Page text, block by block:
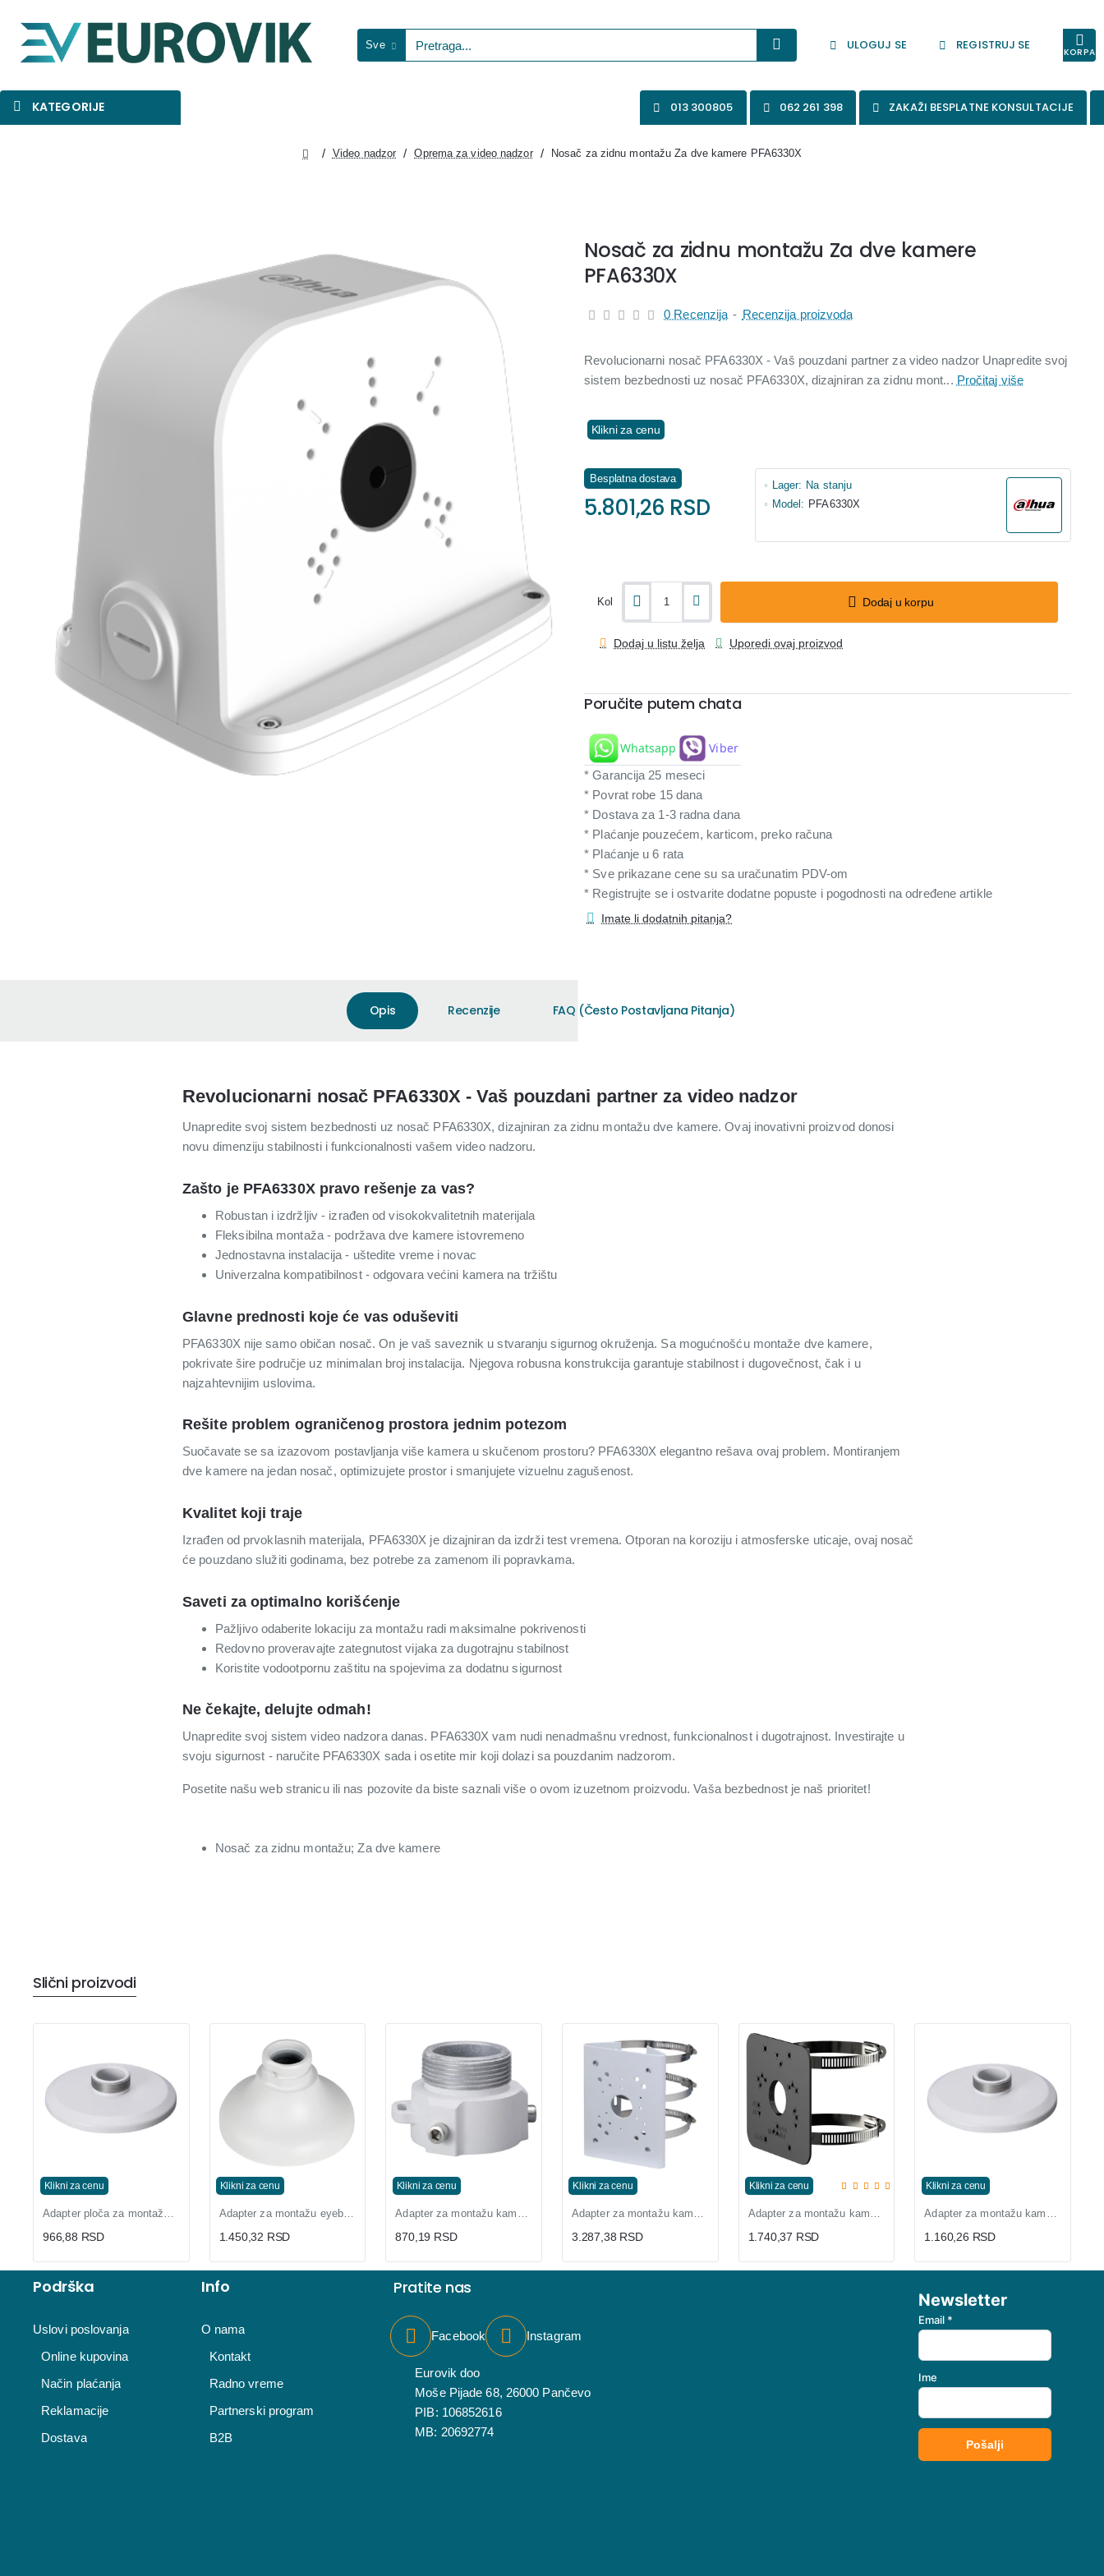
Sve
Pretraga... ULOGUJ SE REGISTRUJ SE KORPA
KATEGORIJE SVE ZA VIDEO NADZOR
013 300805 062 261 398 ZAKAŽI BESPLATNE KONSULTACIJE
Video nadzor Oprema za video nadzor Nosač za zidnu montažu Za dve kamere PFA6330X
Nosač za zidnu montažu Za dve kamere
PFA6330X
Revolucionarni nosač PFA6330X - Vaš pouzdani partner za video nadzor Unapredite svoj
sistem bezbednosti uz nosač PFA6330X, dizajniran za zidnu mont... Pročitaj više
Klikni za cenu
0 Recenzija - Recenzija proizvoda
Besplatna dostava
5.801,26 RSD
Lager: Na stanju
Model: PFA6330X
Kol Dodaj u korpu
Dodaj u listu želja Uporedi ovaj proizvod
Poručite putem chata
Whatsapp Viber
* Garancija 25 meseci
* Povrat robe 15 dana
* Dostava za 1-3 radna dana
* Plaćanje pouzećem, karticom, preko računa
* Plaćanje u 6 rata
* Sve prikazane cene su sa uračunatim PDV-om
* Registrujte se i ostvarite dodatne popuste i pogodnosti na određene artikle
Imate li dodatnih pitanja?
Opis Recenzije FAQ (Često Postavljana Pitanja)
Revolucionarni nosač PFA6330X - Vaš pouzdani partner za video nadzor
Unapredite svoj sistem bezbednosti uz nosač PFA6330X, dizajniran za zidnu montažu dve kamere. Ovaj inovativni proizvod donosi
novu dimenziju stabilnosti i funkcionalnosti vašem video nadzoru.
Zašto je PFA6330X pravo rešenje za vas?
Robustan i izdržljiv - izrađen od visokokvalitetnih materijala
Fleksibilna montaža - podržava dve kamere istovremeno
Jednostavna instalacija - uštedite vreme i novac
Univerzalna kompatibilnost - odgovara većini kamera na tržištu
Glavne prednosti koje će vas oduševiti
PFA6330X nije samo običan nosač. On je vaš saveznik u stvaranju sigurnog okruženja. Sa mogućnošću montaže dve kamere,
pokrivate šire područje uz minimalan broj instalacija. Njegova robusna konstrukcija garantuje stabilnost i dugovečnost, čak i u
najzahtevnijim uslovima.
Rešite problem ograničenog prostora jednim potezom
Suočavate se sa izazovom postavljanja više kamera u skučenom prostoru? PFA6330X elegantno rešava ovaj problem. Montiranjem
dve kamere na jedan nosač, optimizujete prostor i smanjujete vizuelnu zagušenost.
Kvalitet koji traje
Izrađen od prvoklasnih materijala, PFA6330X je dizajniran da izdrži test vremena. Otporan na koroziju i atmosferske uticaje, ovaj nosač
će pouzdano služiti godinama, bez potrebe za zamenom ili popravkama.
Saveti za optimalno korišćenje
Pažljivo odaberite lokaciju za montažu radi maksimalne pokrivenosti
Redovno proveravajte zategnutost vijaka za dugotrajnu stabilnost
Koristite vodootpornu zaštitu na spojevima za dodatnu sigurnost
Ne čekajte, delujte odmah!
Unapredite svoj sistem video nadzora danas. PFA6330X vam nudi nenadmašnu vrednost, funkcionalnost i dugotrajnost. Investirajte u
svoju sigurnost - naručite PFA6330X sada i osetite mir koji dolazi sa pouzdanim nadzorom.
Posetite našu web stranicu ili nas pozovite da biste saznali više o ovom izuzetnom proizvodu. Vaša bezbednost je naš prioritet!
Nosač za zidnu montažu; Za dve kamere
Slični proizvodi
Klikni za cenu
966,88 RSD
Klikni za cenu
Adapter za montažu eyeball i dome modela PFA106
1.450,32 RSD
Klikni za cenu
870,19 RSD
Klikni za cenu
3.287,38 RSD
Klikni za cenu
1.740,37 RSD
Klikni za cenu
1.160,26 RSD
Podrška
Uslovi poslovanja
Online kupovina
Način plaćanja
Reklamacije
Dostava
Info
O nama
Kontakt
Radno vreme
Partnerski program
B2B
Pratite nas
Facebook Instagram
Eurovik doo
Moše Pijade 68, 26000 Pančevo
PIB: 106852616
MB: 20692774